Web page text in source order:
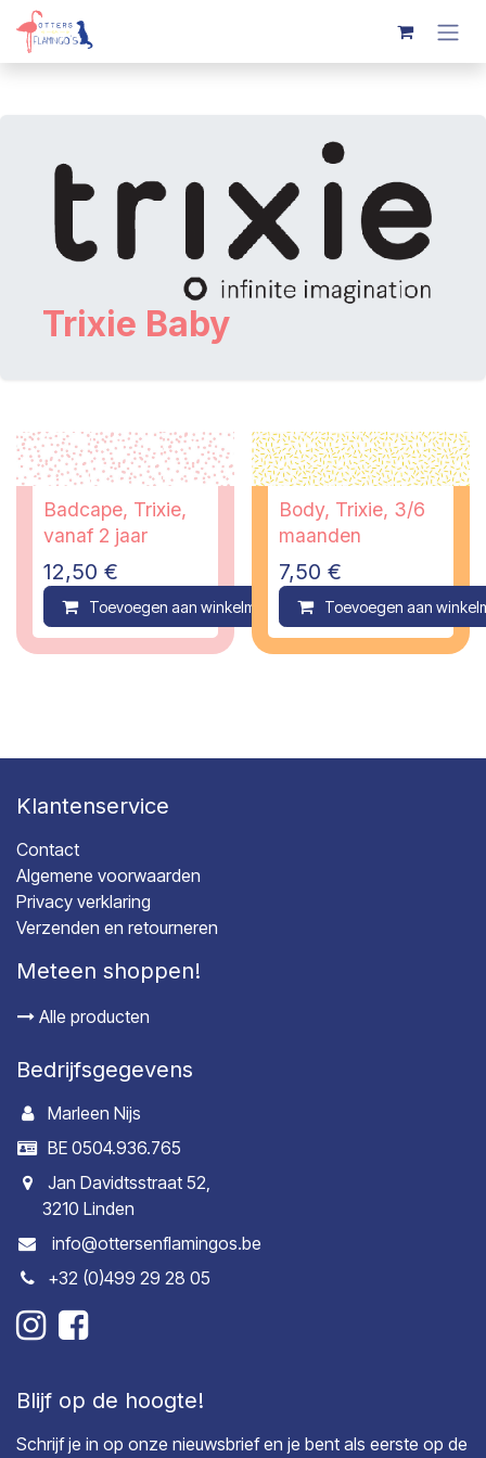
Overslaan naar inhoud
Trixie Baby
Badcape, Trixie,
vanaf 2 jaar
12,50 €
Toevoegen aan winkelmandje Compare
Body, Trixie, 3/6
maanden
7,50 €
Toevoegen aan
Klantenservice
Contact
Algemene voorwaarden
Privacy verklaring
Verzenden en retourneren
Meteen shoppen!
Alle producten
Bedrijfsgegevens
Marleen Nijs
BE 0504.936.765
Jan Davidtsstraat 52,
3210 Linden
info@ottersenflamingos.be
+32 (0)499 29 28 05
Blijf op de hoogte!
Schrijf je in op onze nieuwsbrief en je bent als eerste op de